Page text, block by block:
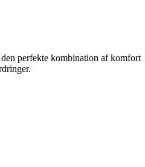
perfekte kombination af komfort